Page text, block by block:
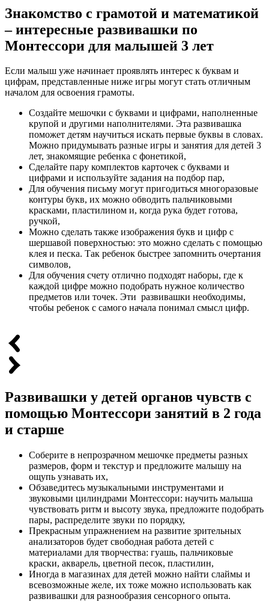
Знакомство с грамотой и математикой
– интересные развивашки по
Монтессори для малышей 3 лет
Если малыш уже начинает проявлять интерес к буквам и
цифрам, представленные ниже игры могут стать отличным
началом для освоения грамоты.
Создайте мешочки с буквами и цифрами, наполненные
крупой и другими наполнителями. Эта развивашка
поможет детям научиться искать первые буквы в словах.
Можно придумывать разные игры и занятия для детей 3
лет, знакомящие ребенка с фонетикой,
Сделайте пару комплектов карточек с буквами и
цифрами и используйте задания на подбор пар,
Для обучения письму могут пригодиться многоразовые
контуры букв, их можно обводить пальчиковыми
красками, пластилином и, когда рука будет готова,
ручкой,
Можно сделать также изображения букв и цифр с
шершавой поверхностью: это можно сделать с помощью
клея и песка. Так ребенок быстрее запомнить очертания
символов,
Для обучения счету отлично подходят наборы, где к
каждой цифре можно подобрать нужное количество
предметов или точек. Эти развивашки необходимы,
чтобы ребенок с самого начала понимал смысл цифр.
Развивашки у детей органов чувств с
помощью Монтессори занятий в 2 года
и старше
Соберите в непрозрачном мешочке предметы разных
размеров, форм и текстур и предложите малышу на
ощупь узнавать их,
Обзаведитесь музыкальными инструментами и
звуковыми цилиндрами Монтессори: научить малыша
чувствовать ритм и высоту звука, предложите подобрать
пары, распределите звуки по порядку,
Прекрасным упражнением на развитие зрительных
анализаторов будет свободная работа детей с
материалами для творчества: гуашь, пальчиковые
краски, акварель, цветной песок, пластилин,
Иногда в магазинах для детей можно найти слаймы и
всевозможные желе, их тоже можно использовать как
развивашки для разнообразия сенсорного опыта.